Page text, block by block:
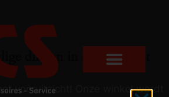
dingen in het verschiet
vooruitzicht! Onze winkel wordt